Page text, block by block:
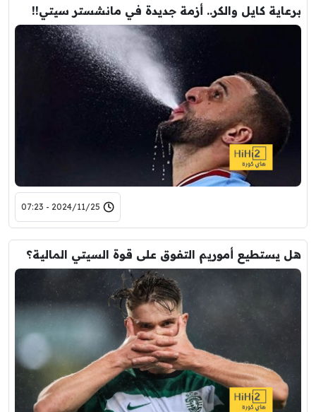
برعاية كايل والكر.. أزمة جديدة في مانشستر سيتي!!
2024/11/25 - 07:23
هل يستطيع أموريم التفوق على قوة السيتي المالية؟